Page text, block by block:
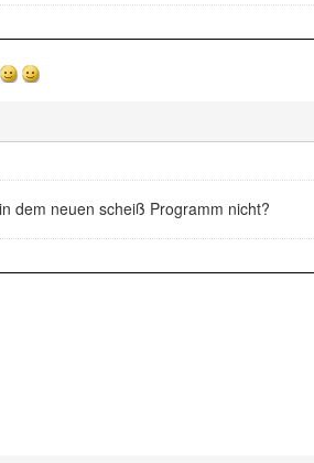
dem neuen scheiß Programm nicht?